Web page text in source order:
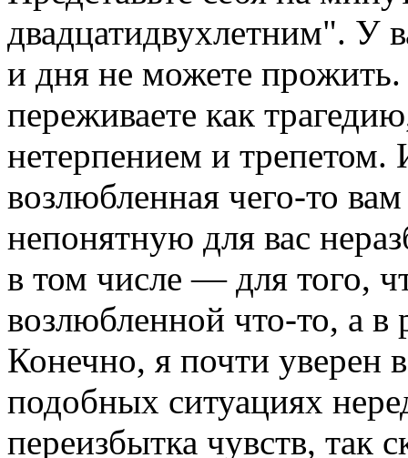
двадцатидвухлетним". У
и дня не можете
переживаете как
нетерпением и
возлюбленная чего-то
непонятную для вас
в том числе — для того,
возлюбленной что-то, а в
Конечно, я почти уверен
подобных ситуациях
переизбытка чувств, так